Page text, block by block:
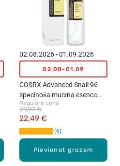
Pievienot grozam
02.08.2026 - 01.09.2026
02.08-01.09
COSRX Advanced Snail 96
spēcinoša mucīna esence
sejai, 100ml
Regulārā cena
22,49 €
29,99 €
6